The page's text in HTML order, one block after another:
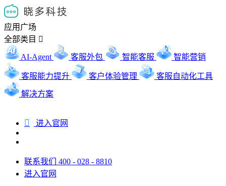
应用广场
全部类目 
AI-Agent 客服外包 智能客服 智能营销
客服能力提升 客户体验管理 客服自动化工具
解决方案
 进入官网
联系我们 400 - 028 - 8810
进入官网